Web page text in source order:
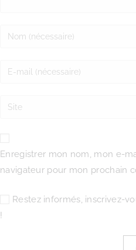
Enregistrer mon nom, mon e-
navigateur pour mon prochain
Restez informés, inscrivez-
!